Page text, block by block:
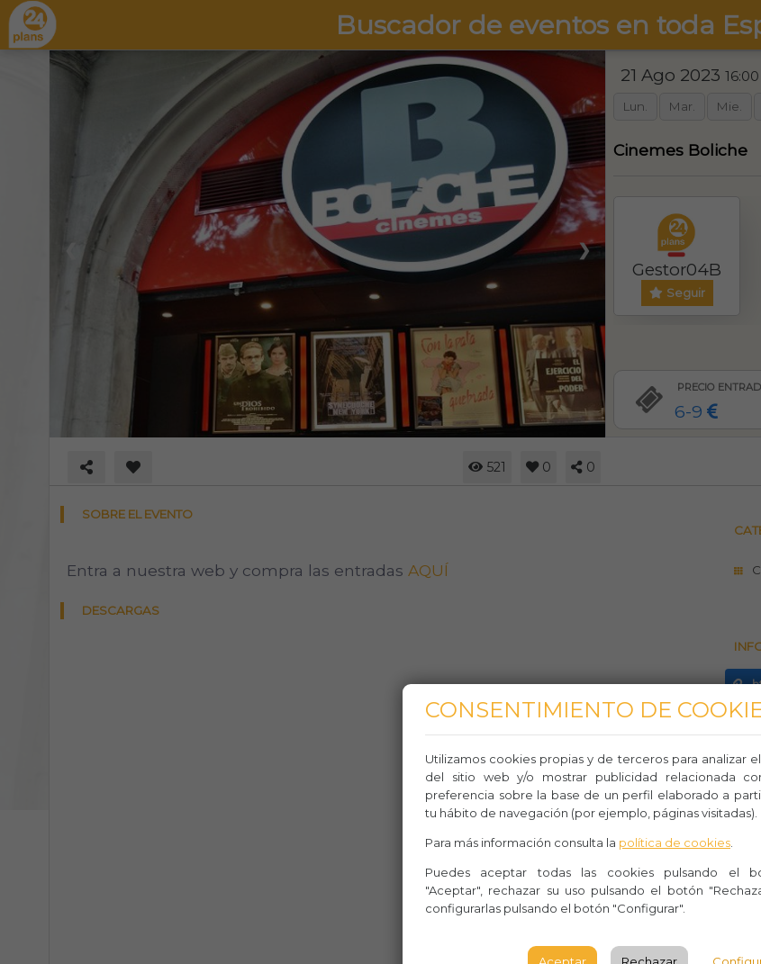
Buscador de eventos en toda
❮ ❯
21 Ago 2023 16:00
Lun. Mar. Mie.
Cinemes Boliche
Gestor04B
Seguir
PRECIO
6-9
521 0 0
SOBRE EL EVENTO
Entra a nuestra web y compra las entradas AQUÍ
DESCARGAS
CONSENTIMIENTO DE
Utilizamos cookies propias y de terceros para analizar
del sitio web y/o mostrar publicidad relacionada
preferencia sobre la base de un perfil elaborado a
tu hábito de navegación (por ejemplo, páginas visitadas).
Para más información consulta la política de cookies
Puedes aceptar todas las cookies pulsando el
"Aceptar", rechazar su uso pulsando el botón
configurarlas pulsando el botón "Configurar".
Aceptar Rechazar